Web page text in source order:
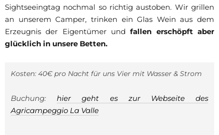
Sightseeingtag nochmal so richtig austoben. Wir grillen
an unserem Camper, trinken ein Glas Wein aus dem
Erzeugnis der Eigentümer undfallen erschöpft aber
glücklich in unsere Betten.
Kosten: 40€ pro Nacht für uns Vier mit Wasser & Strom
Buchung: hier geht es zur Webseite des
Agricampeggio La Valle